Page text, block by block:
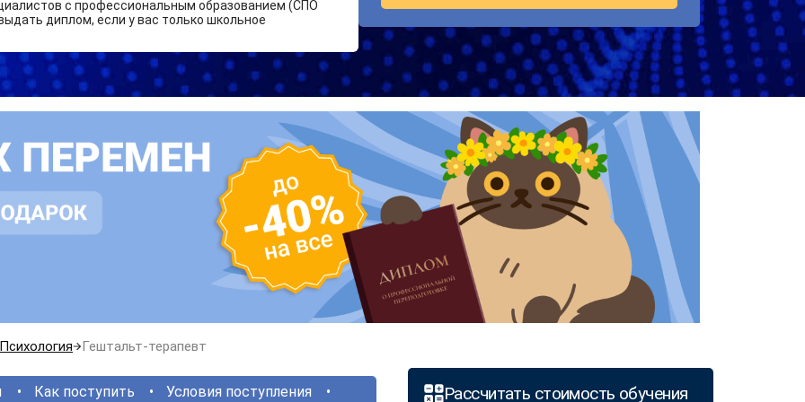
с профессиональным образованием (СПО
диплом, если у вас только школьное
Психология Гештальт-терапевт
Рассчитать стоимость обучения
Как поступить Условия поступления